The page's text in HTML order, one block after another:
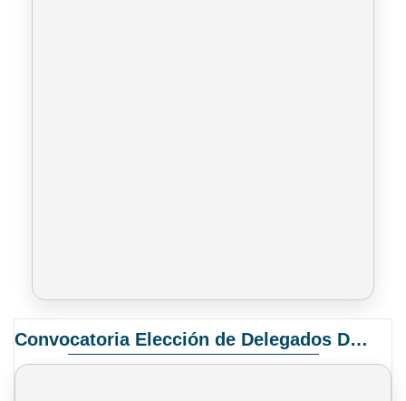
Convocatoria Elección de Delegados Docentes para el XIV Congreso Nacional de Universidades